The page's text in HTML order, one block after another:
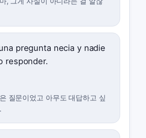
pregunta necia y nadie
responder.
질문이었고 아무도 대답하고 싶